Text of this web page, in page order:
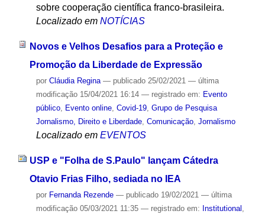
sobre cooperação científica franco-brasileira.
Localizado em NOTÍCIAS
Novos e Velhos Desafios para a Proteção e
Promoção da Liberdade de Expressão
por Cláudia Regina — publicado25/02/2021 — última
modificação15/04/2021 16:14 — registrado em: Evento
público, Evento online, Covid-19, Grupo de Pesquisa
Jornalismo, Direito e Liberdade, Comunicação, Jornalismo
Localizado em EVENTOS
USP e "Folha de S.Paulo" lançam Cátedra
Otavio Frias Filho, sediada no IEA
por Fernanda Rezende — publicado19/02/2021 — última
modificação05/03/2021 11:35 — registrado em: Institutional